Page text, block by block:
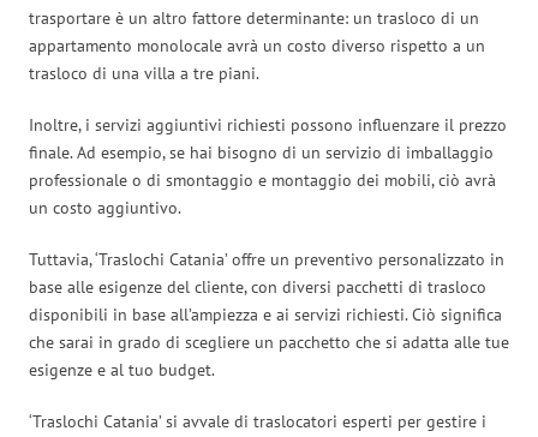
trasportare è un altro fattore determinante: un trasloco di un
appartamento monolocale avrà un costo diverso rispetto a un
trasloco di una villa a tre piani.
Inoltre, i servizi aggiuntivi richiesti possono influenzare il prezzo
finale. Ad esempio, se hai bisogno di un servizio di imballaggio
professionale o di smontaggio e montaggio dei mobili, ciò avrà
un costo aggiuntivo.
Tuttavia, ‘Traslochi Catania’ offre un preventivo personalizzato in
base alle esigenze del cliente, con diversi pacchetti di trasloco
disponibili in base all’ampiezza e ai servizi richiesti. Ciò significa
che sarai in grado di scegliere un pacchetto che si adatta alle tue
esigenze e al tuo budget.
‘Traslochi Catania’ si avvale di traslocatori esperti per gestire i